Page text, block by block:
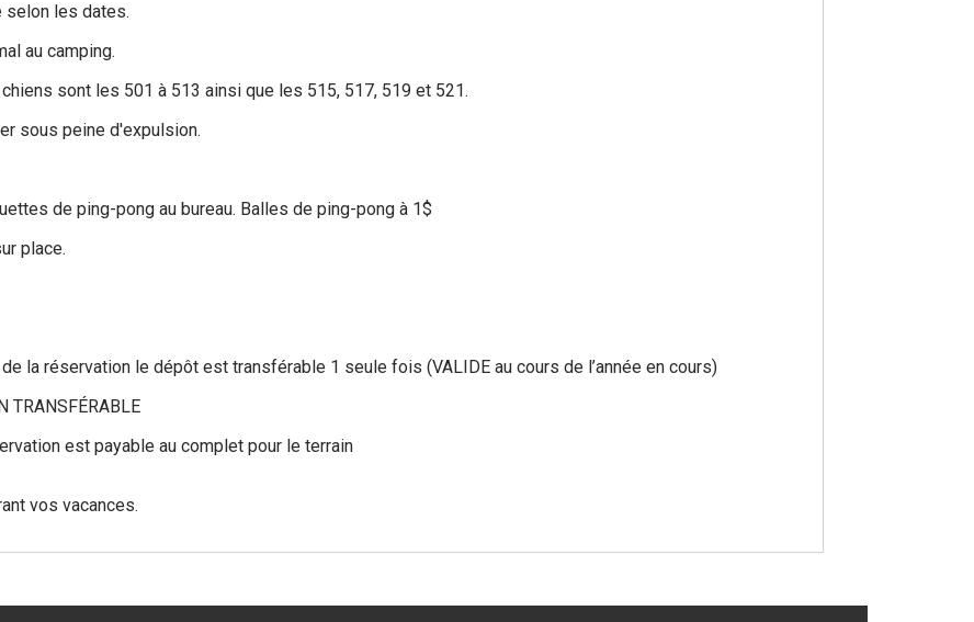
selon les dates.
au camping.
sont les 501 à 513 ainsi que les 515, 517, 519 et 521.
sous peine d'expulsion.
de ping-pong au bureau. Balles de ping-pong à 1$
place.
la réservation le dépôt est transférable 1 seule fois (VALIDE au cours de l’année en cours)
est payable au complet pour le terrain
vos vacances.